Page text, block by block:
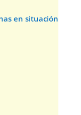
en situación